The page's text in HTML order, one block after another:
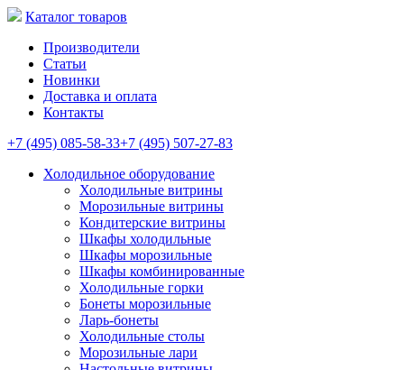
Каталог товаров
Производители
Статьи
Новинки
Доставка и оплата
Контакты
+7 (495) 085-58-33+7 (495) 507-27-83
Холодильное оборудование
Холодильные витрины
Морозильные витрины
Кондитерские витрины
Шкафы холодильные
Шкафы морозильные
Шкафы комбинированные
Холодильные горки
Бонеты морозильные
Ларь-бонеты
Холодильные столы
Морозильные лари